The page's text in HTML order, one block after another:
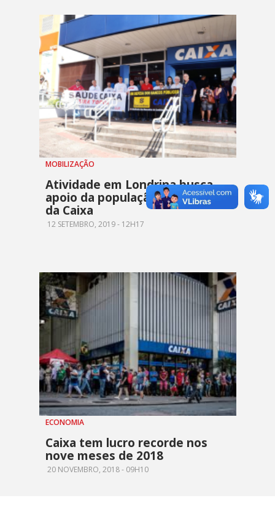
MOBILIZAÇÃO
Atividade em Londrina busca
apoio da população em defesa
da Caixa
12 SETEMBRO, 2019 - 12H17
ECONOMIA
Caixa tem lucro recorde nos
nove meses de 2018
20 NOVEMBRO, 2018 - 09H10